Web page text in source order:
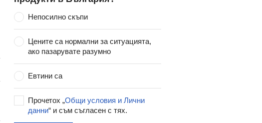
Непосилно скъпи
Цените са нормални за ситуацията,
ако пазарувате разумно
Евтини са
Прочетох „Общи условия и Лични
данни“ и съм съгласен с тях.